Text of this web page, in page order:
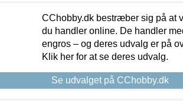
CChobby.dk bestræber sig på at
du handler online. De handler
engros – og deres udvalg er på
Klik her for at se deres udvalg.
Se udvalget på CChobby.dk